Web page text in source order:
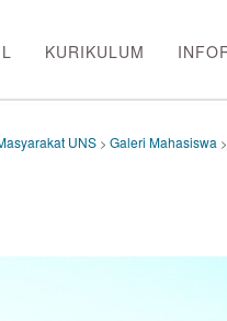
KURIKULUM
UNS > Galeri Mahasiswa